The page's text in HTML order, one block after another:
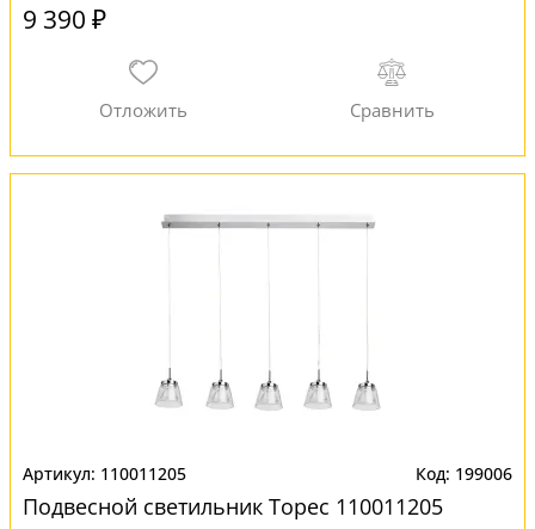
9 390 ₽
110011205 199006
Подвесной светильник Торес 110011205